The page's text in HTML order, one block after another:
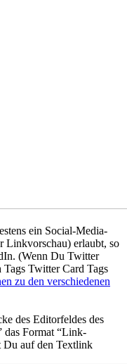
ein Social-Media-
Linkvorschau) erlaubt, so
(Wenn Du Twitter
Twitter Card Tags
zu den verschiedenen
des Editorfeldes des
das Format “Link-
Du auf den Textlink